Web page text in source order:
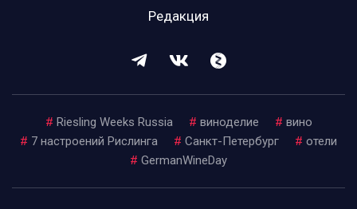
Редакция
# Riesling Weeks Russia # виноделие # вино
# 7 настроений Рислинга # Санкт-Петербург # отели
# GermanWineDay